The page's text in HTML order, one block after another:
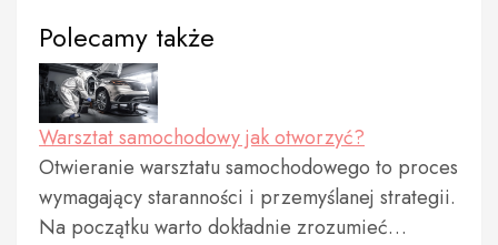
Polecamy także
Warsztat samochodowy jak otworzyć?
Otwieranie warsztatu samochodowego to proces
wymagający staranności i przemyślanej strategii.
Na początku warto dokładnie zrozumieć…